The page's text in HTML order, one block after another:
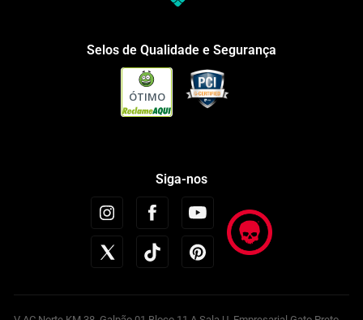
Selos de Qualidade e Segurança
ÓTIMO
Siga-nos